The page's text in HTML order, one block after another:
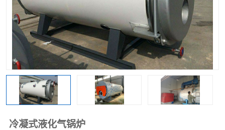
冷凝式液化气锅炉